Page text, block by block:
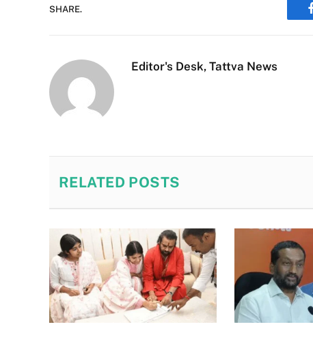
SHARE.
Editor's Desk, Tattva News
RELATED POSTS